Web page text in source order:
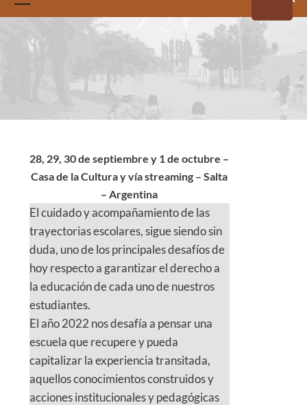
28, 29, 30 de septiembre y 1 de octubre –
Casa de la Cultura y vía streaming – Salta
– Argentina
El cuidado y acompañamiento de las
trayectorias escolares, sigue siendo sin
duda, uno de los principales desafíos de
hoy respecto a garantizar el derecho a
la educación de cada uno de nuestros
estudiantes.
El año 2022 nos desafía a pensar una
escuela que recupere y pueda
capitalizar la experiencia transitada,
aquellos conocimientos construidos y
acciones institucionales y pedagógicas
Investig
ación
Educativ
a